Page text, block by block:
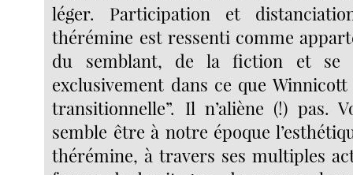
léger. Participation et
thérémine est ressenti comme
du semblant, de la fiction et se
exclusivement dans ce que Winnicott
transitionnelle”. Il n’aliène (!) pas.
semble être à notre époque
thérémine, à travers ses multiples